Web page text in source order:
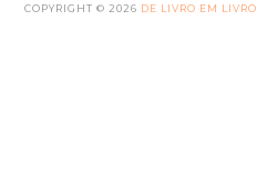
COPYRIGHT © 2026 DE LIVRO EM LIVRO